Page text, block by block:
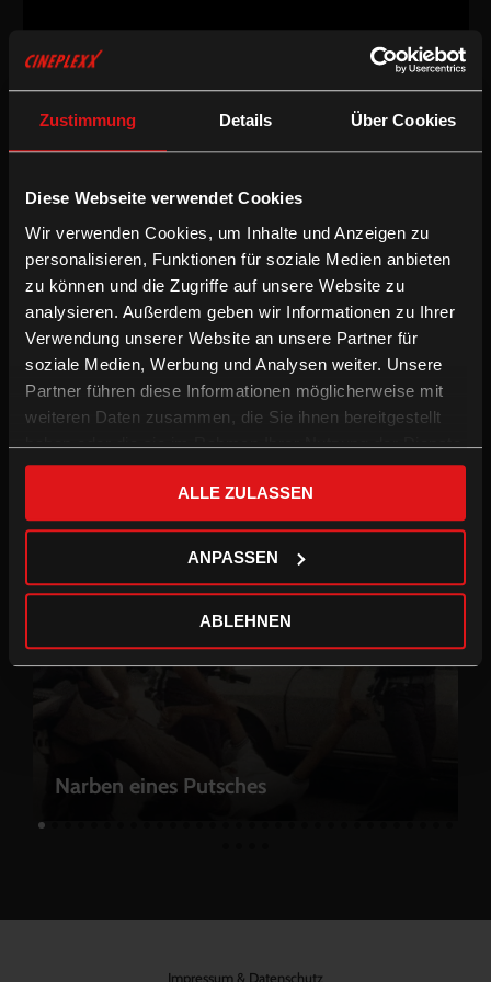
Zustimmung Details Über Cookies
Diese Webseite verwendet Cookies
Wir verwenden Cookies, um Inhalte und Anzeigen zu
personalisieren, Funktionen für soziale Medien anbieten
zu können und die Zugriffe auf unsere Website zu
analysieren. Außerdem geben wir Informationen zu Ihrer
Verwendung unserer Website an unsere Partner für
soziale Medien, Werbung und Analysen weiter. Unsere
Partner führen diese Informationen möglicherweise mit
weiteren Daten zusammen, die Sie ihnen bereitgestellt
haben oder die sie im Rahmen Ihrer Nutzung der Dienste
gesammelt haben.
ALLE ZULASSEN
ANPASSEN
ABLEHNEN
Freigegeben ab 16 Jahren
AT
Regie:
Stefan Ruzowitzky
Kamera:Andreas Berger
Schnitt:Britta Burkert-Nahler
Besetzung:
Xaver Hutter, Simon Schwarz, Dani Levy, Nicolette
Drama
Der 18-jährige Jojo rast als Fahrradbote durch die Straßen Wiens,
ständig auf der Suche nach Spaß, Liebe und guten Raves. Das
Abenteuer, in das er bald stolpert, ist zwar ganz anders als seine
Neues kennen: die Wirklichkeit.
Narben eines Putsches
Impressum & Datenschutz